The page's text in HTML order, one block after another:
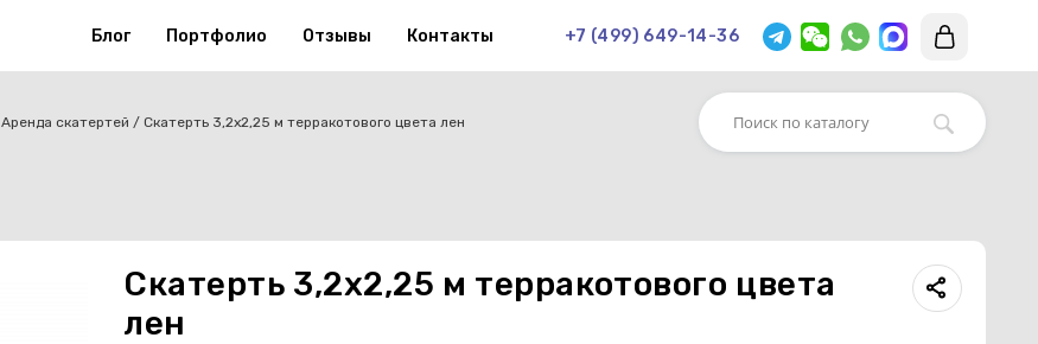
+7 (499) 649-14-36
Блог Портфолио Отзывы Контакты
Аренда скатертей Скатерть 3,2х2,25 м терракотового цвета лен
Скатерть 3,2х2,25 м терракотового цвета
лен